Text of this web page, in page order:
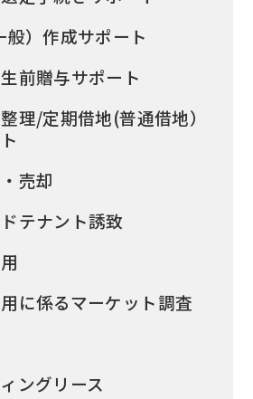
般）作成サポート
前贈与サポート
理/定期借地(普通借地）
売却
テナント誘致
に係るマーケット調査
ングリース